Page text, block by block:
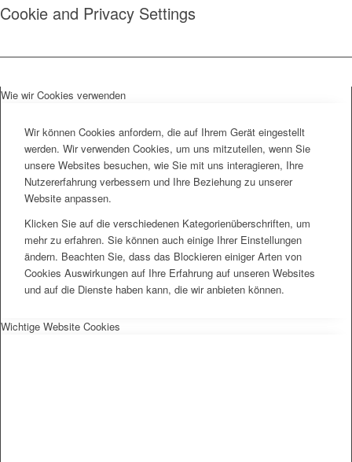
Cookie and Privacy Settings
Wie wir Cookies verwenden
Wir können Cookies anfordern, die auf Ihrem Gerät eingestellt
werden. Wir verwenden Cookies, um uns mitzuteilen, wenn Sie
unsere Websites besuchen, wie Sie mit uns interagieren, Ihre
Nutzererfahrung verbessern und Ihre Beziehung zu unserer
Website anpassen.
Klicken Sie auf die verschiedenen Kategorienüberschriften, um
mehr zu erfahren. Sie können auch einige Ihrer Einstellungen
ändern. Beachten Sie, dass das Blockieren einiger Arten von
Cookies Auswirkungen auf Ihre Erfahrung auf unseren Websites
und auf die Dienste haben kann, die wir anbieten können.
Wichtige Website Cookies